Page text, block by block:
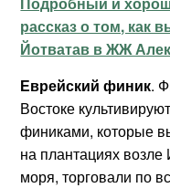
рассказ о том, как
Йотватав в ЖЖ
Еврейский финик.
Востоке
финиками, которые
на плантациях
моря, торговали по